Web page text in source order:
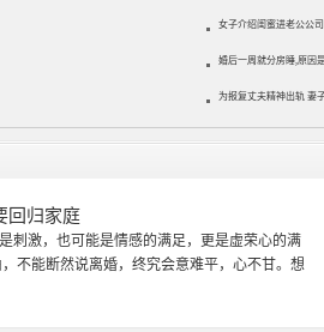
女子介绍闺蜜进老公公
婚后一周就分房睡,原因
为报复丈夫精神出轨 妻
于重庆师范大学心理学专业，从事婚姻情感咨询
偶、夫妻关系，情感挽回、家庭关系等咨询超过